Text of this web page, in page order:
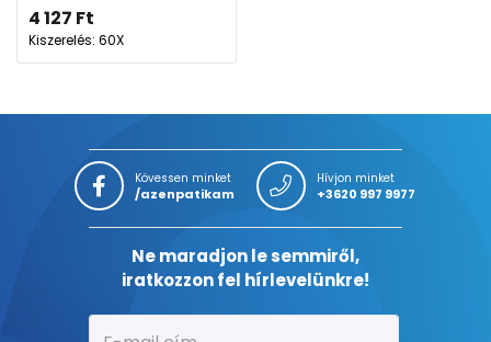
4 127 Ft
Kiszerelés: 60X
Kövessen minket
/azenpatikam
Hívjon minket
+3620 997 9977
Ne maradjon le semmiről,
iratkozzon fel hírlevelünkre!